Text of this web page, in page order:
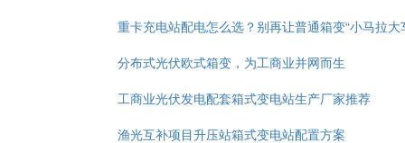
重卡充电站配电怎么选？别再让普通箱变“小马拉大
分布式光伏欧式箱变，为工商业并网而生
工商业光伏发电配套箱式变电站生产厂家推荐
渔光互补项目升压站箱式变电站配置方案